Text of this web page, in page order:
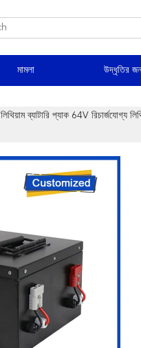
মামলা উদ্ধৃতির
ব্যাটারি প্যাক 64V রিচার্জযোগ্য